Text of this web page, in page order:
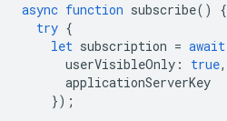
async function subscribe()
{
try {
let subscription = await
userVisibleOnly : true,
applicationServerKey
});